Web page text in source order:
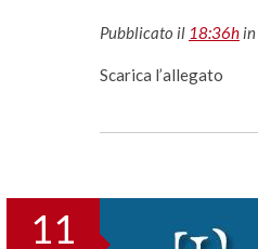
Pubblicato il 18:36h in
Scarica l’allegato
11